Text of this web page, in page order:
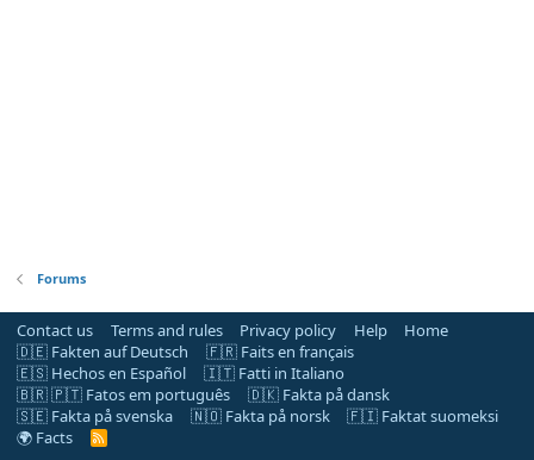
Forums
Contact us Terms and rules Privacy policy Help
Home
🇩🇪 Fakten auf Deutsch
🇫🇷 Faits en français
🇪🇸 Hechos en Español
🇮🇹 Fatti in Italiano
🇧🇷 🇵🇹 Fatos em português
🇩🇰 Fakta på dansk
🇸🇪 Fakta på svenska
🇳🇴 Fakta på norsk
🇫🇮 Faktat suomeksi
🌍 Facts
R